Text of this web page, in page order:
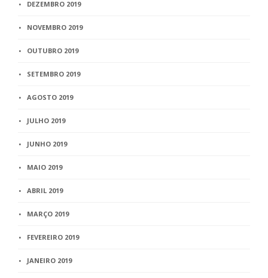
DEZEMBRO 2019
NOVEMBRO 2019
OUTUBRO 2019
SETEMBRO 2019
AGOSTO 2019
JULHO 2019
JUNHO 2019
MAIO 2019
ABRIL 2019
MARÇO 2019
FEVEREIRO 2019
JANEIRO 2019